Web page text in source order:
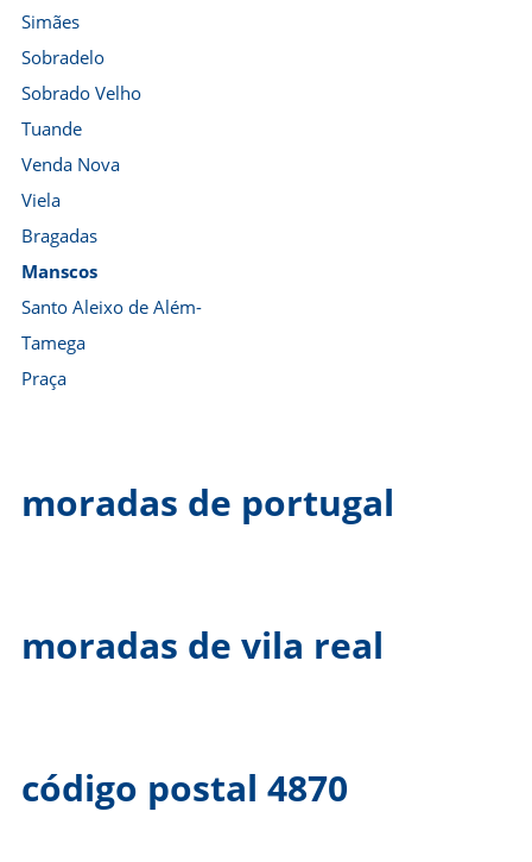
Simães
Sobradelo
Sobrado Velho
Tuande
Venda Nova
Viela
Bragadas
Manscos
Santo Aleixo de Além-
Tamega
Praça
moradas de portugal
moradas de vila real
código postal 4870